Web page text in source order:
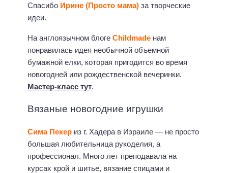
Спасибо Ирине (Просто мама) за творческие
идеи.
На англоязычном блоге Childmade нам
понравилась идея необычной объемной
бумажной елки, которая пригодится во время
новогодней или рождественской вечеринки.
Мастер-класс тут.
Вязаные новогодние игрушки
Сима Пекер из г. Хадера в Израиле — не просто
большая любительница рукоделия, а
профессионал. Много лет преподавала на
курсах крой и шитье, вязание спицами и